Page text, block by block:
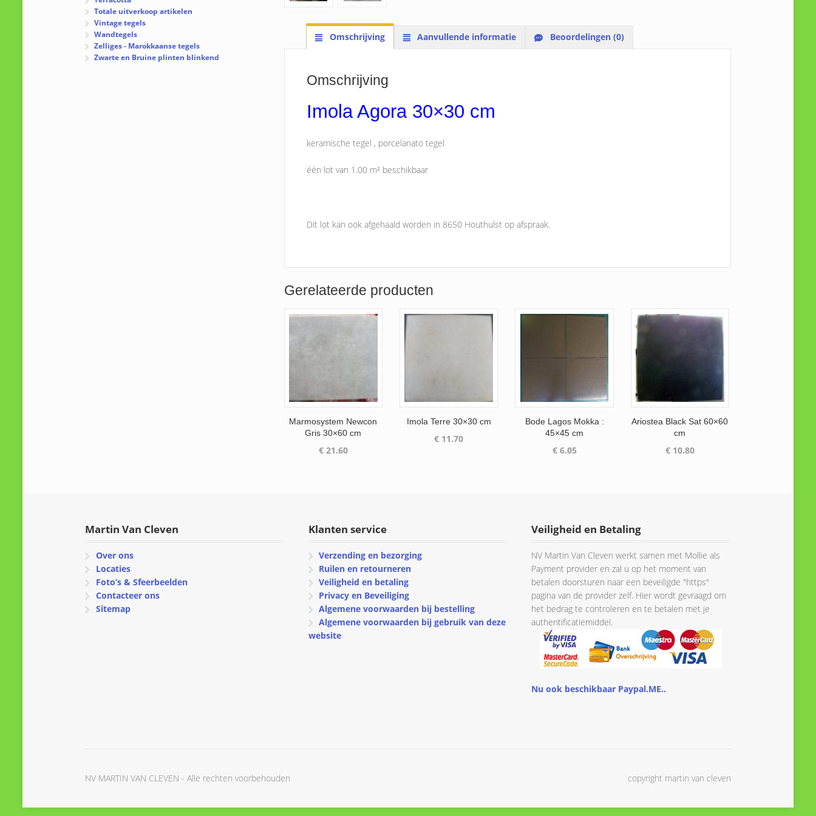
Omschrijving Aanvullende informatie Beoordelingen (0)
Omschrijving
Imola Agora 30×30 cm
keramische tegel , porcelanato tegel
één lot van 1.00 m² beschikbaar
Dit lot kan ook afgehaald worden in 8650 Houthulst op afspraak.
Gerelateerde producten
Marmosystem Newcon
Gris 30×60 cm
€21.60
Imola Terre 30×30 cm
€ 11.70
Bode Lagos Mokka :
45×45 cm
€6.05
Ariostea Black Sat 60×60
cm
€10.80
Totale uitverkoop artikelen
Vintage tegels
Wandtegels
Zelliges - Marokkaanse tegels
Zwarte en Bruine plinten blinkend
Martin Van Cleven
Over ons
Locaties
Foto’s & Sfeerbeelden
Contacteer ons
Sitemap
Klanten service
Verzending en bezorging
Ruilen en retourneren
Veiligheid en betaling
Privacy en Beveiliging
Algemene voorwaarden bij bestelling
Algemene voorwaarden bij gebruik van deze
website
Veiligheid en Betaling
NV Martin Van Cleven werkt samen met Mollie als
Payment provider en zal u op het moment van
betalen doorsturen naar een beveiligde "https"
pagina van de provider zelf. Hier wordt gevraagd om
het bedrag te controleren en te betalen met je
authentificatiemiddel.
Nu ook beschikbaar Paypal.ME..
NV MARTIN VAN CLEVEN - Alle rechten voorbehouden copyright martin van cleven